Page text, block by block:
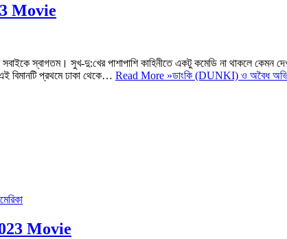
Movie
স্বাগতম। সুখ-দু:খের পাশাপাশি কাহিনীতে একটু কমেডি না থাকলে কেমন
বিমানটি প্রথমে ঢাকা থেকে… Read More »ডাংকি (DUNKI) ও অবৈধ
Movie